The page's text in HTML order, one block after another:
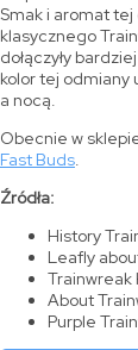
Smak i aromat
klasycznego
dołączyły
kolor tej odmiany
a nocą.
Obecnie w
Fast Buds.
Źródła:
History
Leafly
About
Purple